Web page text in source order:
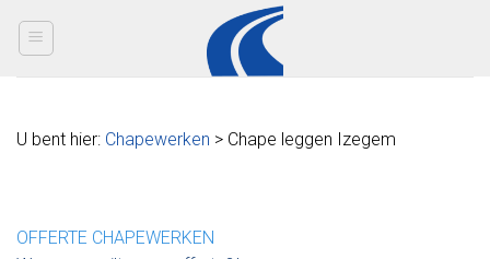
U bent hier: Chapewerken > Chape leggen Izegem
OFFERTE CHAPEWERKEN